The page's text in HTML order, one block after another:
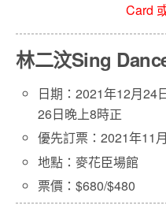
Card
林二汶Sing
日期：2021年12月24
26日晚上8時正
優先訂票：2021年11
地點：麥花臣場館
票價：$680/$480